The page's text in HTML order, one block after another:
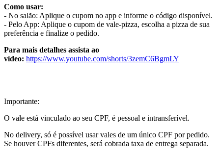
Como usar:
- No salão: Aplique o cupom no app e informe o código disponível.
- Pelo App: Aplique o cupom de vale-pizza, escolha a pizza de sua
preferência e finalize o pedido.
Para mais detalhes assista ao
vídeo: https://www.youtube.com/shorts/3zemC6BgmLY
Importante:
O vale está vinculado ao seu CPF, é pessoal e intransferível.
No delivery, só é possível usar vales de um único CPF por pedido.
Se houver CPFs diferentes, será cobrada taxa de entrega separada.